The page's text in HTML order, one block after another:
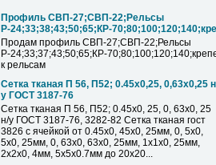
Профиль СВП-27;СВП-22;Рельсы
Р-24;33;38;43;50;65;КР-
Продам профиль СВП-27;СВП-22;Рельсы
Р-24;33;37;43;50;65;КР-
к рельсам
Сетка тканая П 56, П52; 0.45х0,25, 0,63х0,25
у ГОСТ 3187-76
Сетка тканая П 56, П52; 0.45х0, 25, 0, 63х0, 25
н/у ГОСТ 3187-76, 3282-82 Сетка тканая гост
3826 с ячейкой от 0.45х0, 45х0, 25мм, 0, 5х0,
5х0, 25мм, 0, 63х0, 63х0, 25мм, 1х1х0, 25мм,
2х2х0, 4мм, 5х5х0.7мм до 20х20...